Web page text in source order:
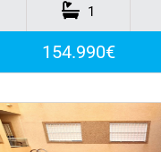
1
154.990€